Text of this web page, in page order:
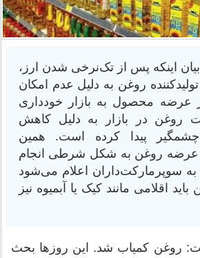
اینکه پس از تک‌نرخی شدن ارز،
روغن به دلیل عدم امکان
عرضه محصول به بازار خودداری
روغن در بازار به دلیل کاهش
پیدا کرده است. همین
روغن به شکل شرطی انجام
سوپرمارکت‌داران اعلام می‌شود
اقلامی مانند کیک یا آبمیوه نیز
روغن کمیاب شد. این روزها بحث